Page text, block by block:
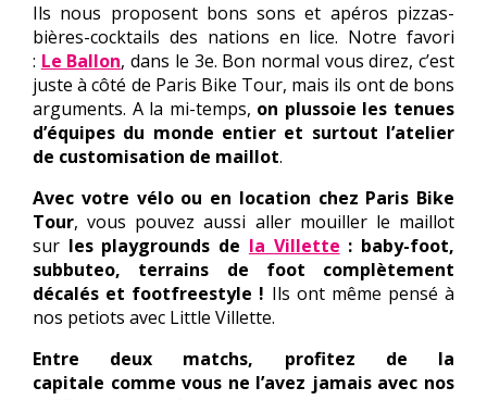
Ils nous proposent bons sons et apéros pizzas-
bières-cocktails des nations en lice. Notre favori
: Le Ballon, dans le 3e. Bon normal vous direz, c’est
juste à côté de Paris Bike Tour, mais ils ont de bons
arguments. A la mi-temps, on plussoie les tenues
d’équipes du monde entier et surtout l’atelier
de customisation de maillot.
Avec votre vélo ou en location chez Paris Bike
Tour, vous pouvez aussi aller mouiller le maillot
sur les playgrounds de la Villette : baby-foot,
subbuteo, terrains de foot complètement
décalés et footfreestyle ! Ils ont même pensé à
nos petiots avec Little Villette.
Entre deux matchs, profitez de la
capitale comme vous ne l’avez jamais avec nos